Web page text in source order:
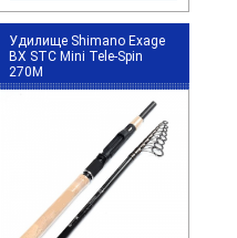
Удилище Shimano Exage
BX STC Mini Tele-Spin
270M